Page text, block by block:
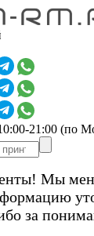
21:00 (по
Мы
за